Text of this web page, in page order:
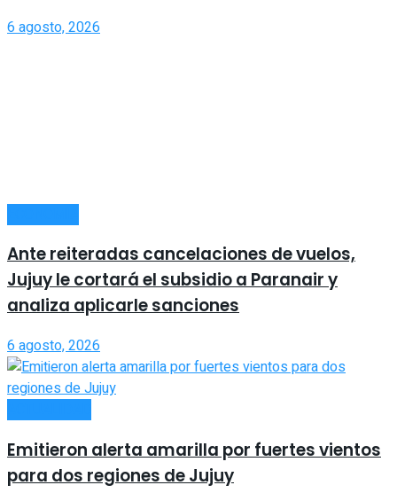
6 agosto, 2026
Ante reiteradas cancelaciones de vuelos,
Jujuy le cortará el subsidio a Paranair y
analiza aplicarle sanciones
6 agosto, 2026
Emitieron alerta amarilla por fuertes vientos
para dos regiones de Jujuy